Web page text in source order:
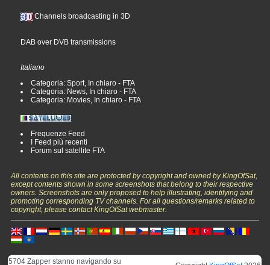
Channels broadcasting in 3D
DAB over DVB transmissions
Italiano
Categoria: Sport, In chiaro - FTA
Categoria: News, In chiaro - FTA
Categoria: Movies, In chiaro - FTA
Frequenze Feed
I Feed più recenti
Forum sul satellite FTA
All contents on this site are protected by copyright and owned by KingOfSat,
except contents shown in some screenshots that belong to their respective
owners. Screenshots are only proposed to help illustrating, identifying and
promoting corresponding TV channels. For all questions/remarks related to
copyright, please contact KingOfSat webmaster.
5704 Zapper stanno navigando su